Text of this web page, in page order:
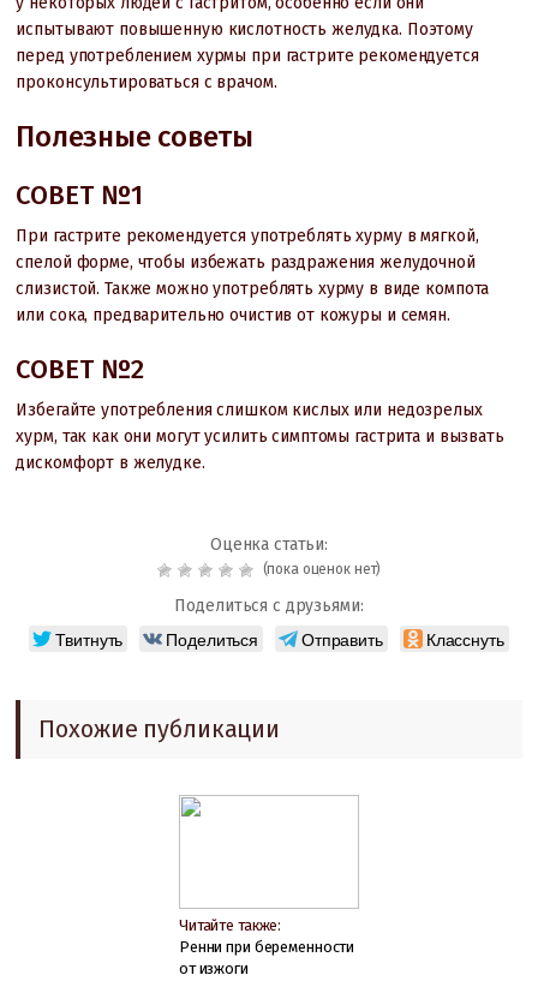
испытывают повышенную кислотность желудка. Поэтому
перед употреблением хурмы при гастрите рекомендуется
проконсультироваться с врачом.
Полезные советы
СОВЕТ №1
При гастрите рекомендуется употреблять хурму в мягкой,
спелой форме, чтобы избежать раздражения желудочной
слизистой. Также можно употреблять хурму в виде компота
или сока, предварительно очистив от кожуры и семян.
СОВЕТ №2
Избегайте употребления слишком кислых или недозрелых
хурм, так как они могут усилить симптомы гастрита и вызвать
дискомфорт в желудке.
Оценка статьи:
(пока оценок нет)
Поделиться с друзьями:
Твитнуть Поделиться Отправить Класснуть
Похожие публикации
Читайте также:
Ренни при беременности
от изжоги